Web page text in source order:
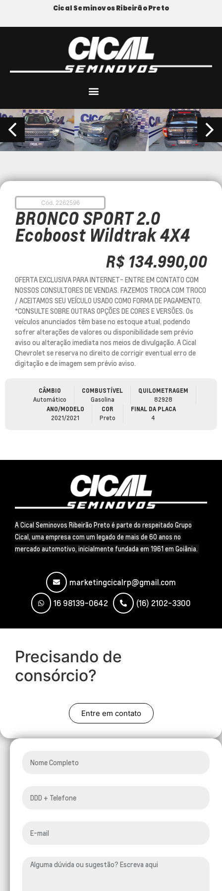
Cical Seminovos Ribeirão Preto
Cód. 2262596
BRONCO SPORT 2.0
Ecoboost Wildtrak 4X4
R$ 134.990,00
OFERTA EXCLUSIVA PARA INTERNET- ENTRE EM CONTATO COM
NOSSOS CONSULTORES DE VENDAS. FAZEMOS TROCA COM TROCO
/ ACEITAMOS SEU VEÍCULO USADO COMO FORMA DE PAGAMENTO.
*CONSULTE SOBRE OUTRAS OPÇÕES DE CORES E VERSÕES. Os
veículos anunciados têm base no estoque atual, podendo
sofrer alterações de valores ou disponibilidade sem prévio
aviso ou alteração imediata nos meios de divulgação. A Cical
Chevrolet se reserva no direito de corrigir eventual erro de
digitação e de imagem sem prévio aviso.
CÂMBIO
Automático
COMBUSTÍVEL
Gasolina
QUILOMETRAGEM
82928
ANO/MODELO
2021/2021
COR
Preto
FINAL DA PLACA
4
A Cical Seminovos Ribeirão Preto é parte do respeitado Grupo
Cical, uma empresa com um legado de mais de 60 anos no
mercado automotivo, inicialmente fundada em 1961 em Goiânia.
marketingcicalrp@gmail.com
16 98139-0642
(16) 2102-3300
Precisando de
consórcio?
Entre em contato